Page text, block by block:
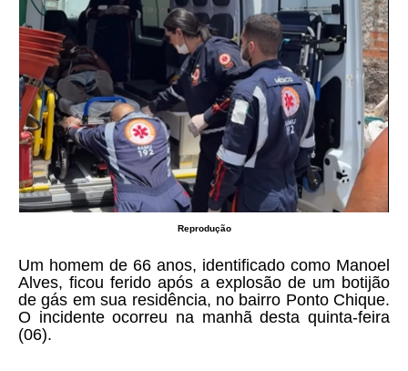
Reprodução
Um homem de 66 anos, identificado como Manoel
Alves, ficou ferido após a explosão de um botijão
de gás em sua residência, no bairro Ponto Chique.
O incidente ocorreu na manhã desta quinta-feira
(06).